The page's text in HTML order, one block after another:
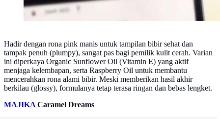
Hadir dengan rona pink manis untuk tampilan bibir sehat dan
tampak penuh (plumpy), sangat pas bagi pemilik kulit cerah. Varian
ini diperkaya Organic Sunflower Oil (Vitamin E) yang aktif
menjaga kelembapan, serta Raspberry Oil untuk membantu
mencerahkan rona alami bibir. Meski memberikan hasil akhir
berkilau (glossy), formulanya tetap terasa ringan dan bebas lengket.
MAJIKA Caramel Dreams